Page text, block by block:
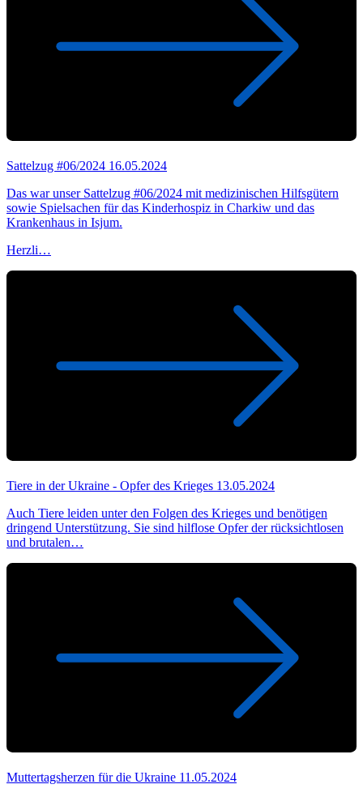
Sattelzug #06/2024 16.05.2024
Das war unser Sattelzug #06/2024 mit medizinischen Hilfsgütern
sowie Spielsachen für das Kinderhospiz in Charkiw und das
Krankenhaus in Isjum.
Herzli…
Tiere in der Ukraine - Opfer des Krieges 13.05.2024
Auch Tiere leiden unter den Folgen des Krieges und benötigen
dringend Unterstützung. Sie sind hilflose Opfer der rücksichtlosen
und brutalen…
Muttertagsherzen für die Ukraine 11.05.2024